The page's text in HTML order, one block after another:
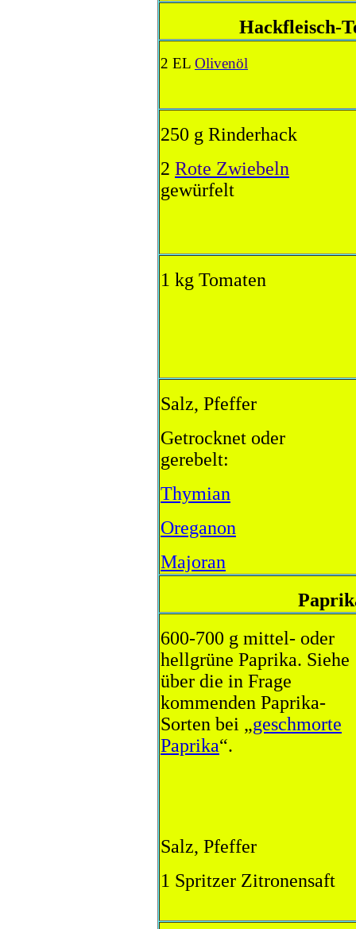
Hackfleisch-
2 EL Olivenöl
250 g Rinderhack
2 Rote Zwiebeln
gewürfelt
1 kg Tomaten
Salz, Pfeffer
Getrocknet oder
gerebelt:
Thymian
Oreganon
Majoran
600-700 g mittel- oder
hellgrüne Paprika. Siehe
über die in Frage
kommenden Paprika-
Sorten bei „geschmorte
Paprika“.
Salz, Pfeffer
1 Spritzer Zitronensaft